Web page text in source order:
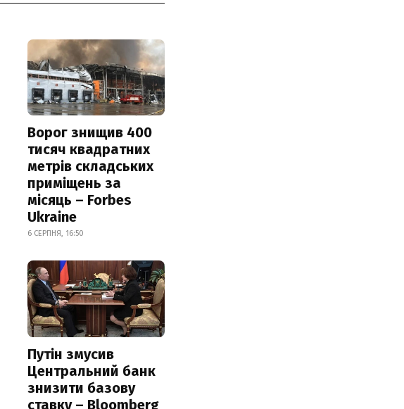
Ворог знищив 400
тисяч квадратних
метрів складських
приміщень за
місяць – Forbes
Ukraine
6 СЕРПНЯ, 16:50
Путін змусив
Центральний банк
знизити базову
ставку – Bloomberg